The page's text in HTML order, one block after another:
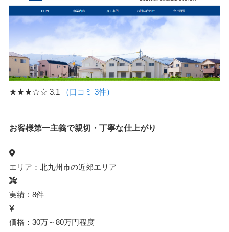
★★★☆☆ 3.1 （口コミ 3件）
お客様第一主義で親切・丁寧な仕上がり
エリア：北九州市の近郊エリア
実績：8件
価格：30万～80万円程度